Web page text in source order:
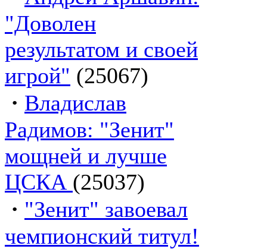
"Доволен
результатом и своей
игрой" (25067)
· Владислав
Радимов: "Зенит"
мощней и лучше
ЦСКА (25037)
· "Зенит" завоевал
чемпионский титул!